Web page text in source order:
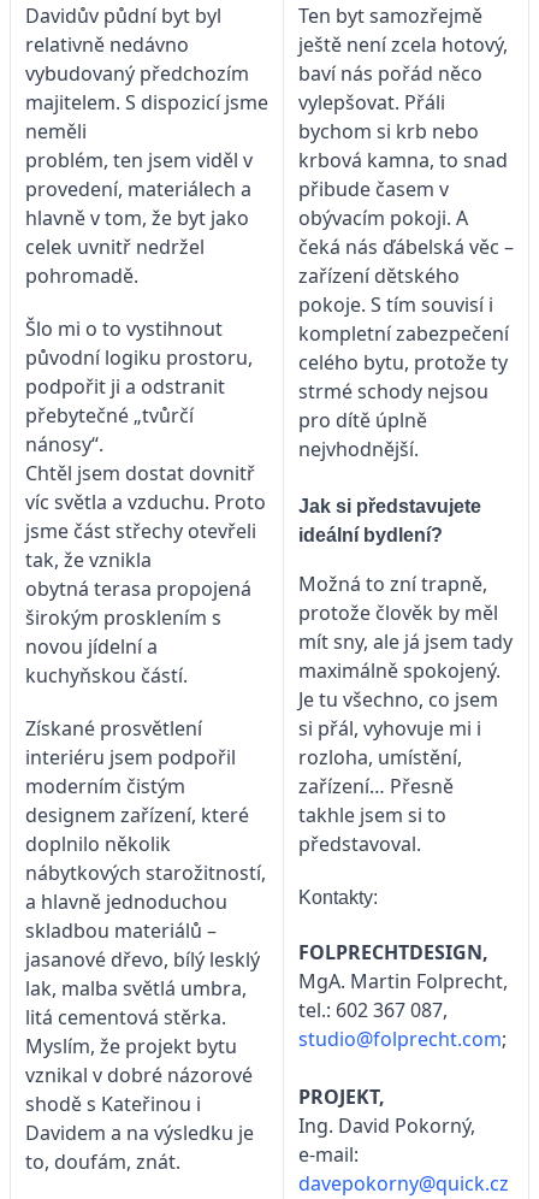
Davidův půdní byt byl
relativně nedávno
vybudovaný předchozím
majitelem. S dispozicí jsme
neměli
problém, ten jsem viděl v
provedení, materiálech a
hlavně v tom, že byt jako
celek uvnitř nedržel
pohromadě.
Šlo mi o to vystihnout
původní logiku prostoru,
podpořit ji a odstranit
přebytečné „tvůrčí
nánosy“.
Chtěl jsem dostat dovnitř
víc světla a vzduchu. Proto
jsme část střechy otevřeli
tak, že vznikla
obytná terasa propojená
širokým prosklením s
novou jídelní a
kuchyňskou částí.
Získané prosvětlení
interiéru jsem podpořil
moderním čistým
designem zařízení, které
doplnilo několik
nábytkových starožitností,
a hlavně jednoduchou
skladbou materiálů –
jasanové dřevo, bílý lesklý
lak, malba světlá umbra,
litá cementová stěrka.
Myslím, že projekt bytu
vznikal v dobré názorové
shodě s Kateřinou i
Davidem a na výsledku je
to, doufám, znát.
Ten byt samozřejmě
ještě není zcela hotový,
baví nás pořád něco
vylepšovat. Přáli
bychom si krb nebo
krbová kamna, to snad
přibude časem v
obývacím pokoji. A
čeká nás ďábelská věc –
zařízení dětského
pokoje. S tím souvisí i
kompletní zabezpečení
celého bytu, protože ty
strmé schody nejsou
pro dítě úplně
nejvhodnější.
Jak si představujete
ideální bydlení?
Možná to zní trapně,
protože člověk by měl
mít sny, ale já jsem tady
maximálně spokojený.
Je tu všechno, co jsem
si přál, vyhovuje mi i
rozloha, umístění,
zařízení… Přesně
takhle jsem si to
představoval.
Kontakty:
FOLPRECHTDESIGN,
MgA. Martin Folprecht,
tel.: 602 367 087,
studio@folprecht.com;
PROJEKT,
Ing. David Pokorný,
e-mail:
davepokorny@quick.cz